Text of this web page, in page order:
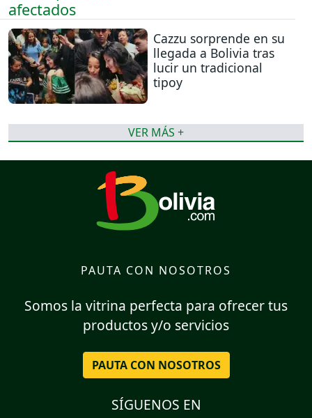
Cazzu sorprende en su
llegada a Bolivia tras
lucir un tradicional
tipoy
VER MÁS +
PAUTA CON NOSOTROS
Somos la vitrina perfecta para ofrecer tus
productos y/o servicios
PAUTA CON NOSOTROS
SÍGUENOS EN